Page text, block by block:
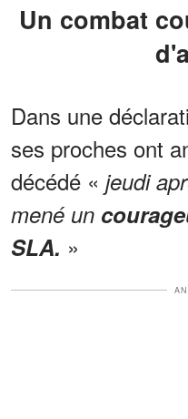
Un combat courageux, entouré
Dans une
ses proches ont
décédé « jeudi
mené un
SLA. »